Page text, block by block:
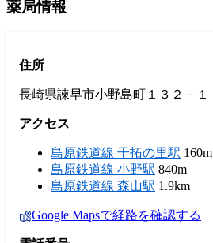
薬局情報
住所
長崎県諫早市小野島町１３２－１
アクセス
島原鉄道線 干拓の里駅 160m
島原鉄道線 小野駅 840m
島原鉄道線 森山駅 1.9km
Google Mapsで経路を確認する